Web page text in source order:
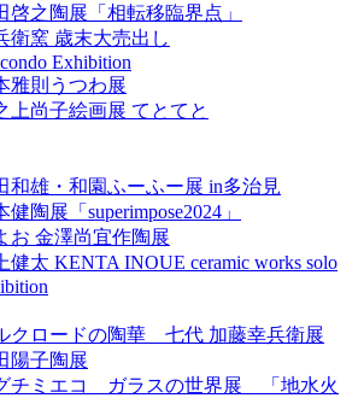
啓之陶展「相転移臨界点」
衛窯 歳末大売出し
Exhibition
雅則うつわ展
上尚子絵画展 てとてと
和雄・和園ふーふー展 in多治見
健陶展「superimpose2024」
お 金澤尚宜作陶展
健太 KENTA INOUE ceramic works solo
クロードの陶華 七代 加藤幸兵衛展
陽子陶展
チミエコ ガラスの世界展 「地水火